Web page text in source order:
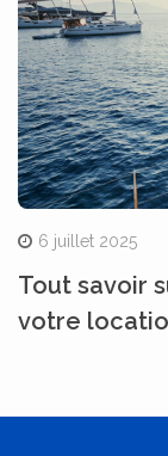
6 juillet 2025
Tout savoir
votre